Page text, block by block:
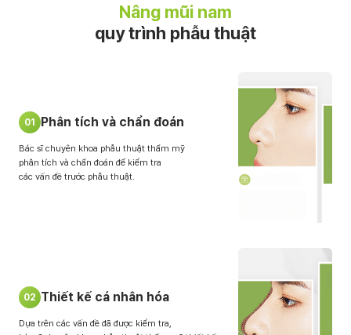
Nâng mũi nam
quy trình phẫu thuật
01 Phân tích và chẩn đoán
Bác sĩ chuyên khoa phẫu thuật thẩm mỹ
phân tích và chẩn đoán để kiểm tra
các vấn đề trước phẫu thuật.
02 Thiết kế cá nhân hóa
Dựa trên các vấn đề đã được kiểm tra,